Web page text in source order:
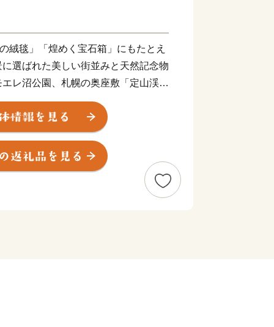
絨毯」「煌めく宝石箱」にもたとえ
選ばれた美しい街並みと天然記念物
レ沼公園、札幌の奥座敷「定山渓温
です。鮮やかな四季の変化とともに
ルをはじめ美味しいお酒と一緒に北
を使った料理を楽しむ豊かな食文化